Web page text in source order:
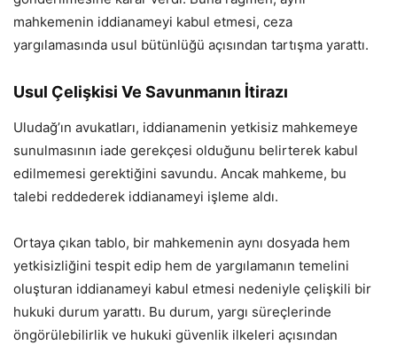
mahkemenin iddianameyi kabul etmesi, ceza
yargılamasında usul bütünlüğü açısından tartışma yarattı.
Usul Çelişkisi Ve Savunmanın İtirazı
Uludağ’ın avukatları, iddianamenin yetkisiz mahkemeye
sunulmasının iade gerekçesi olduğunu belirterek kabul
edilmemesi gerektiğini savundu. Ancak mahkeme, bu
talebi reddederek iddianameyi işleme aldı.
Ortaya çıkan tablo, bir mahkemenin aynı dosyada hem
yetkisizliğini tespit edip hem de yargılamanın temelini
oluşturan iddianameyi kabul etmesi nedeniyle çelişkili bir
hukuki durum yarattı. Bu durum, yargı süreçlerinde
öngörülebilirlik ve hukuki güvenlik ilkeleri açısından